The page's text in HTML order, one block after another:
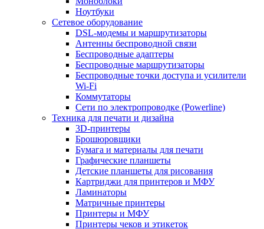
Ноутбуки
Сетевое оборудование
DSL-модемы и маршрутизаторы
Антенны беспроводной связи
Беспроводные адаптеры
Беспроводные маршрутизаторы
Беспроводные точки доступа и усилители
Wi-Fi
Коммутаторы
Сети по электропроводке (Powerline)
Техника для печати и дизайна
3D-принтеры
Брошюровщики
Бумага и материалы для печати
Графические планшеты
Детские планшеты для рисования
Картриджи для принтеров и МФУ
Ламинаторы
Матричные принтеры
Принтеры и МФУ
Принтеры чеков и этикеток